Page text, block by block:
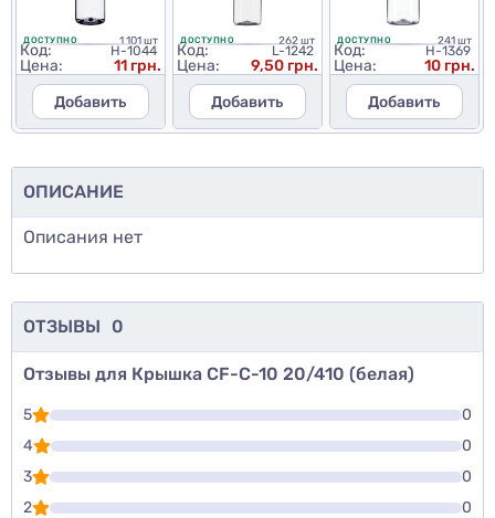
ДОСТУПНО 1 101 шт
Код: H-1044
Цена:
11 грн.
Добавить
ДОСТУПНО 262 шт
Код: L-1242
Цена:
9,50 грн.
Добавить
ДОСТУПНО 241 шт
Код: H-1369
Цена:
10 грн.
Добавить
ОПИСАНИЕ
Описания нет
ОТЗЫВЫ 0
Отзывы для Крышка CF-C-10 20/410 (белая)
5
0
4
0
3
0
2
0